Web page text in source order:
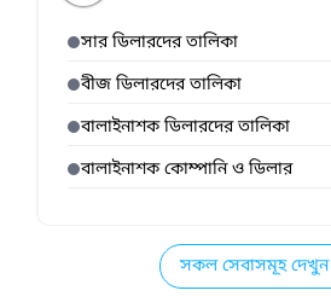
সার ডিলারদের তালিকা
বীজ ডিলারদের তালিকা
বালাইনাশক ডিলারদের তালিকা
বালাইনাশক কোম্পানি ও ডিলার
সকল সেবাসমূহ দেখুন